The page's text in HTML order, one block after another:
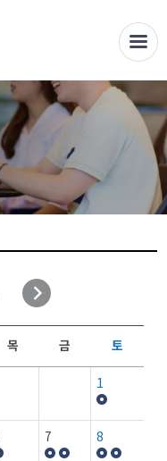
목 금 토
1
7 8